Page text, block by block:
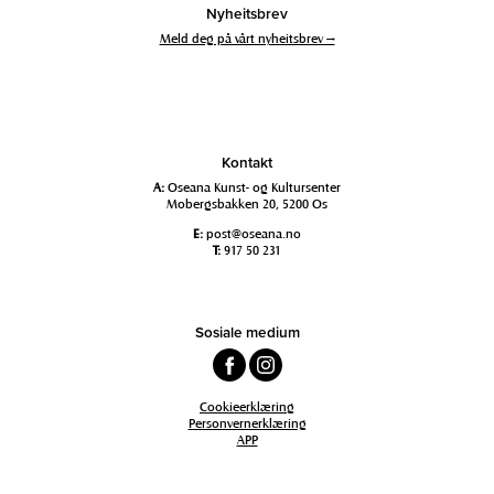
Nyheitsbrev
Meld deg på vårt nyheitsbrev →
Kontakt
A: Oseana Kunst- og Kultursenter
Mobergsbakken 20, 5200 Os
E: post@oseana.no
T: 917 50 231
Sosiale medium
Cookieerklæring
Personvernerklæring
APP